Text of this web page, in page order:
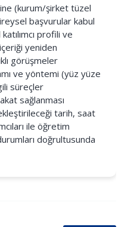
(kurum/şirket tüzel
başvurular kabul
profili ve
yeniden
görüşmeler
ve yöntemi (yüz yüze
süreçler
sağlanması
tarih, saat
ile öğretim
doğrultusunda